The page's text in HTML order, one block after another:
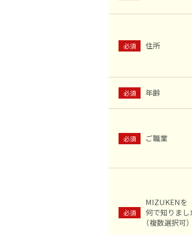
必須 住所
必須 年齢
必須 ご職業
必須
MIZUKENを
何で知りまし
（複数選択可）